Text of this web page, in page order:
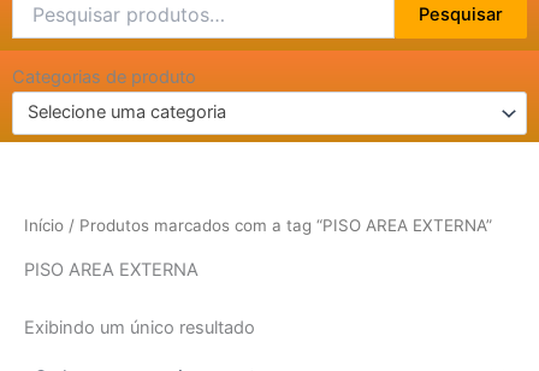
por:
Pesquisar
Categorias de produto
Selecione uma categoria
Início / Produtos marcados com a tag “PISO AREA EXTERNA”
PISO AREA EXTERNA
Exibindo um único resultado